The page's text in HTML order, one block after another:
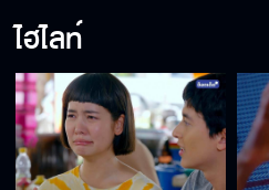
เราไม่ชอบอ
ไฮไลท์